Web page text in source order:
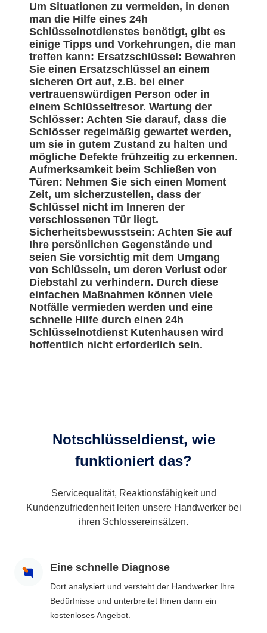
Um Situationen zu vermeiden, in denen
man die Hilfe eines 24h
Schlüsselnotdienstes benötigt, gibt es
einige Tipps und Vorkehrungen, die man
treffen kann: Ersatzschlüssel: Bewahren
Sie einen Ersatzschlüssel an einem
sicheren Ort auf, z.B. bei einer
vertrauenswürdigen Person oder in
einem Schlüsseltresor. Wartung der
Schlösser: Achten Sie darauf, dass die
Schlösser regelmäßig gewartet werden,
um sie in gutem Zustand zu halten und
mögliche Defekte frühzeitig zu erkennen.
Aufmerksamkeit beim Schließen von
Türen: Nehmen Sie sich einen Moment
Zeit, um sicherzustellen, dass der
Schlüssel nicht im Inneren der
verschlossenen Tür liegt.
Sicherheitsbewusstsein: Achten Sie auf
Ihre persönlichen Gegenstände und
seien Sie vorsichtig mit dem Umgang
von Schlüsseln, um deren Verlust oder
Diebstahl zu verhindern. Durch diese
einfachen Maßnahmen können viele
Notfälle vermieden werden und eine
schnelle Hilfe durch einen 24h
Schlüsselnotdienst Kutenhausen wird
hoffentlich nicht erforderlich sein.
Notschlüsseldienst, wie
funktioniert das?
Servicequalität, Reaktionsfähigkeit und
Kundenzufriedenheit leiten unsere Handwerker bei
ihren Schlossereinsätzen.
Eine schnelle Diagnose
Dort analysiert und versteht der Handwerker Ihre
Bedürfnisse und unterbreitet Ihnen dann ein
kostenloses Angebot.